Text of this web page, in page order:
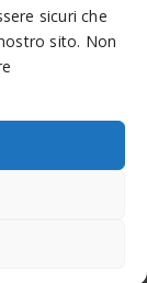
sicuri che
sito. Non